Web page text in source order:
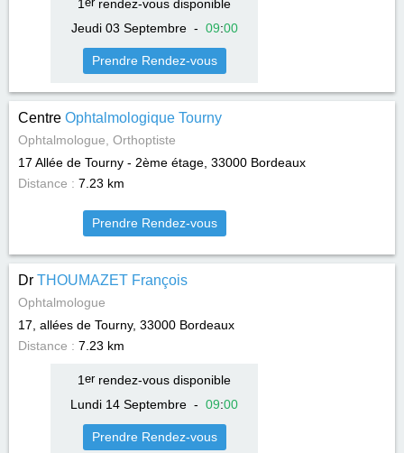
1 errendez-vous disponible
Jeudi 03 Septembre- 09:00
Prendre Rendez-vous
Centre Ophtalmologique Tourny
Ophtalmologue, Orthoptiste
17 Allée de Tourny - 2ème étage, 33000 Bordeaux
Distance : 7.23 km
Prendre Rendez-vous
Dr THOUMAZET François
Ophtalmologue
17, allées de Tourny, 33000 Bordeaux
Distance : 7.23 km
1 errendez-vous disponible
Lundi 14 Septembre - 09:00
Prendre Rendez-vous